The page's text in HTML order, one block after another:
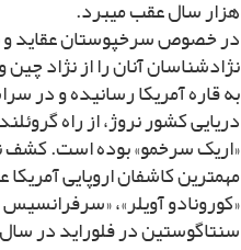
هزار سال عقب مى‏برد.
در خصوص سرخپوستان عقاید و
نژادشناسان آنان را از نژاد
به قاره آمریکا رسانیده و
دریایى کشور نروژ، از راه
«اریک سرخ‏مو» بوده است. کشف
مهم‏ترین کاشفان اروپایى آمریکا
«کورونادو آویلر»،
سنت‏اگوستین در فلوراید در سال 1565 (944ش) ایجاد شده